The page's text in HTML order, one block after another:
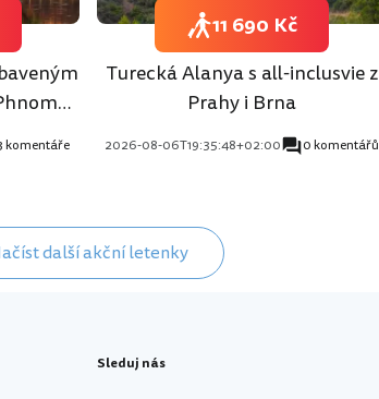
komentáře
Turecká Alanya s all-inclusvie z
Prahy i Brna
2026-08-06T19:35:48+02:00 0 komentářů
11 690 Kč
další akční letenky
Sleduj nás